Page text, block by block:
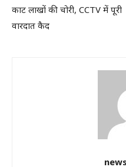
काट लाखों की चोरी, CCTV में पूरी
वारदात कैद